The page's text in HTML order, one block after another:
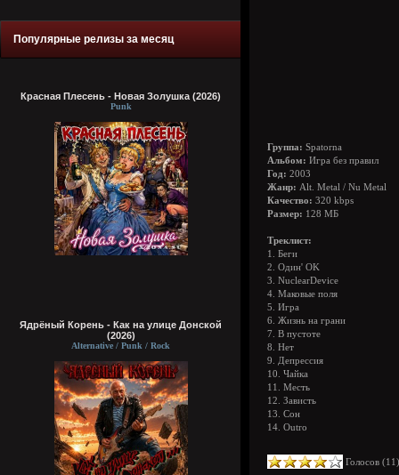
Популярные релизы за месяц
Красная Плесень - Новая Золушка (2026)
Punk
Ядрёный Корень - Как на улице Донской
(2026)
Alternative / Punk / Rock
Группа: Spatorna
Альбом: Игра без правил
Год: 2003
Жанр: Alt. Metal / Nu Metal
Качество: 320 kbps
Размер: 128 МБ
Треклист:
1. Беги
2. Один' OK
3. NuclearDevice
4. Маковые поля
5. Игра
6. Жизнь на грани
7. В пустоте
8. Нет
9. Депрессия
10. Чайка
11. Месть
12. Зависть
13. Сон
14. Outro
Голосов (11